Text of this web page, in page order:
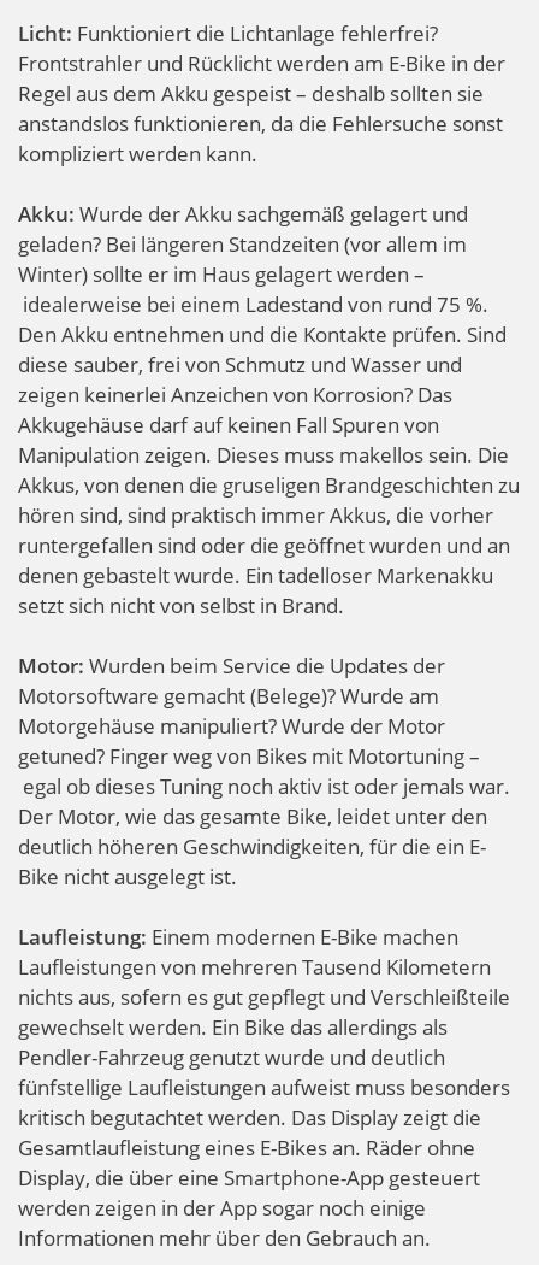
Licht: Funktioniert die Lichtanlage fehlerfrei?
Frontstrahler und Rücklicht werden am E-Bike in der
Regel aus dem Akku gespeist – deshalb sollten sie
anstandslos funktionieren, da die Fehlersuche sonst
kompliziert werden kann.
Akku: Wurde der Akku sachgemäß gelagert und
geladen? Bei längeren Standzeiten (vor allem im
Winter) sollte er im Haus gelagert werden –
idealerweise bei einem Ladestand von rund 75 %.
Den Akku entnehmen und die Kontakte prüfen. Sind
diese sauber, frei von Schmutz und Wasser und
zeigen keinerlei Anzeichen von Korrosion? Das
Akkugehäuse darf auf keinen Fall Spuren von
Manipulation zeigen. Dieses muss makellos sein. Die
Akkus, von denen die gruseligen Brandgeschichten zu
hören sind, sind praktisch immer Akkus, die vorher
runtergefallen sind oder die geöffnet wurden und an
denen gebastelt wurde. Ein tadelloser Markenakku
setzt sich nicht von selbst in Brand.
Motor: Wurden beim Service die Updates der
Motorsoftware gemacht (Belege)? Wurde am
Motorgehäuse manipuliert? Wurde der Motor
getuned? Finger weg von Bikes mit Motortuning –
egal ob dieses Tuning noch aktiv ist oder jemals war.
Der Motor, wie das gesamte Bike, leidet unter den
deutlich höheren Geschwindigkeiten, für die ein E-
Bike nicht ausgelegt ist.
Laufleistung: Einem modernen E-Bike machen
Laufleistungen von mehreren Tausend Kilometern
nichts aus, sofern es gut gepflegt und Verschleißteile
gewechselt werden. Ein Bike das allerdings als
Pendler-Fahrzeug genutzt wurde und deutlich
fünfstellige Laufleistungen aufweist muss besonders
kritisch begutachtet werden. Das Display zeigt die
Gesamtlaufleistung eines E-Bikes an. Räder ohne
Display, die über eine Smartphone-App gesteuert
werden zeigen in der App sogar noch einige
Informationen mehr über den Gebrauch an.